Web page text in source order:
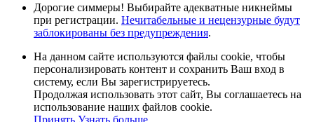
Дорогие симмеры! Выбирайте адекватные никнеймы
при регистрации. Нечитабельные и нецензурные будут
заблокированы без предупреждения.
На данном сайте используются файлы cookie, чтобы
персонализировать контент и сохранить Ваш вход в
систему, если Вы зарегистрируетесь.
Продолжая использовать этот сайт, Вы соглашаетесь на
использование наших файлов cookie.
Принять Узнать больше...